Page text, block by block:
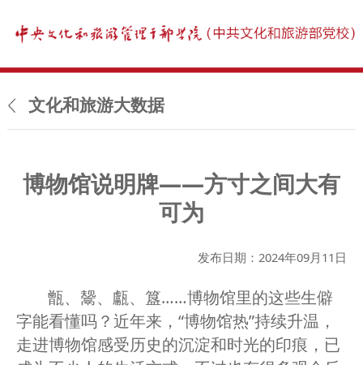
文化和旅游大数据
博物馆说明牌——方寸之间大有
可为
发布日期：2024年09月11日
甑、鬶、甗、簋……博物馆里的这些生僻
字能看懂吗？近年来，“博物馆热”持续升温，
走进博物馆感受历史的沉淀和时光的印痕，已